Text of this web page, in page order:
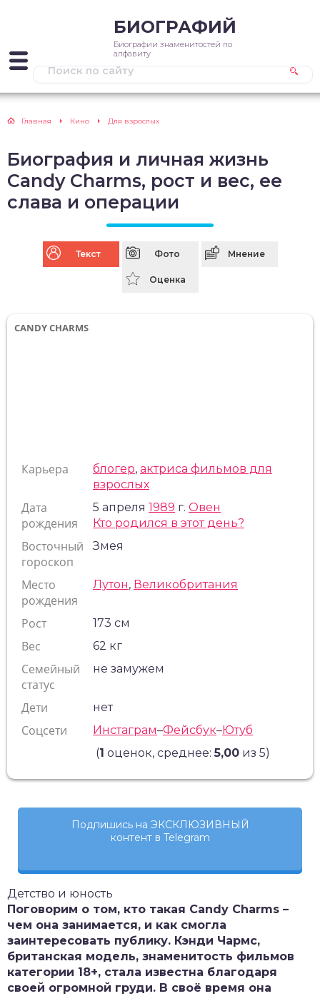
БИОГРАФИЙ
Биографии знаменитостей по
алфавиту
Главная Кино Для взрослых
Биография и личная жизнь
Candy Charms, рост и вес, ее
слава и операции
Текст Фото Мнение
Оценка
CANDY CHARMS
Карьера блогер, актриса фильмов для
взрослых
Дата
рождения
5 апреля 1989 г. Овен
Кто родился в этот день?
Восточный
гороскоп
Змея
Место
рождения
Лутон, Великобритания
Рост 173 см
Вес 62 кг
Семейный
статус
не замужем
Дети нет
Соцсети Инстаграм–Фейсбук–Ютуб
(1 оценок, среднее:5,00 из 5)
Подпишись на ЭКСКЛЮЗИВНЫЙ
контент в Telegram
Детство и юность
Поговорим о том, кто такая Candy Charms –
чем она занимается, и как смогла
заинтересовать публику. Кэнди Чармс,
британская модель, знаменитость фильмов
категории 18+, стала известна благодаря
своей огромной груди. В своё время она